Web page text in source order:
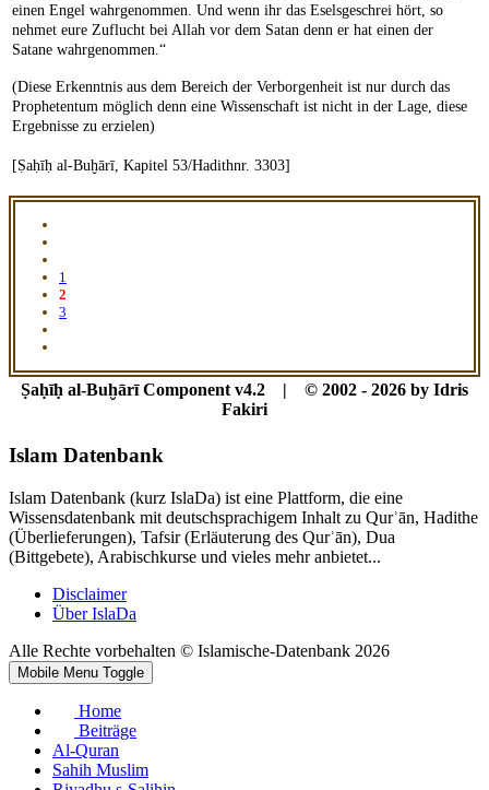
einen Engel wahrgenommen. Und wenn ihr das Eselsgeschrei hört, so
nehmet eure Zuflucht bei Allah vor dem Satan denn er hat einen der
Satane wahrgenommen.“
(Diese Erkenntnis aus dem Bereich der Verborgenheit ist nur durch das
Prophetentum möglich denn eine Wissenschaft ist nicht in der Lage, diese
Ergebnisse zu erzielen)
[Ṣaḥīḥ al-Buḫārī, Kapitel 53/Hadithnr. 3303]
1
2
3
Ṣaḥīḥ al-Buḫārī Component v4.2 | © 2002 - 2026 by Idris
Fakiri
Islam Datenbank
Islam Datenbank (kurz IslaDa) ist eine Plattform, die eine
Wissensdatenbank mit deutschsprachigem Inhalt zu Qurʾān, Hadithe
(Überlieferungen), Tafsir (Erläuterung des Qurʾān), Dua
(Bittgebete), Arabischkurse und vieles mehr anbietet...
Disclaimer
Über IslaDa
Alle Rechte vorbehalten © Islamische-Datenbank 2026
Mobile Menu Toggle
Home
Beiträge
Al-Quran
Sahih Muslim